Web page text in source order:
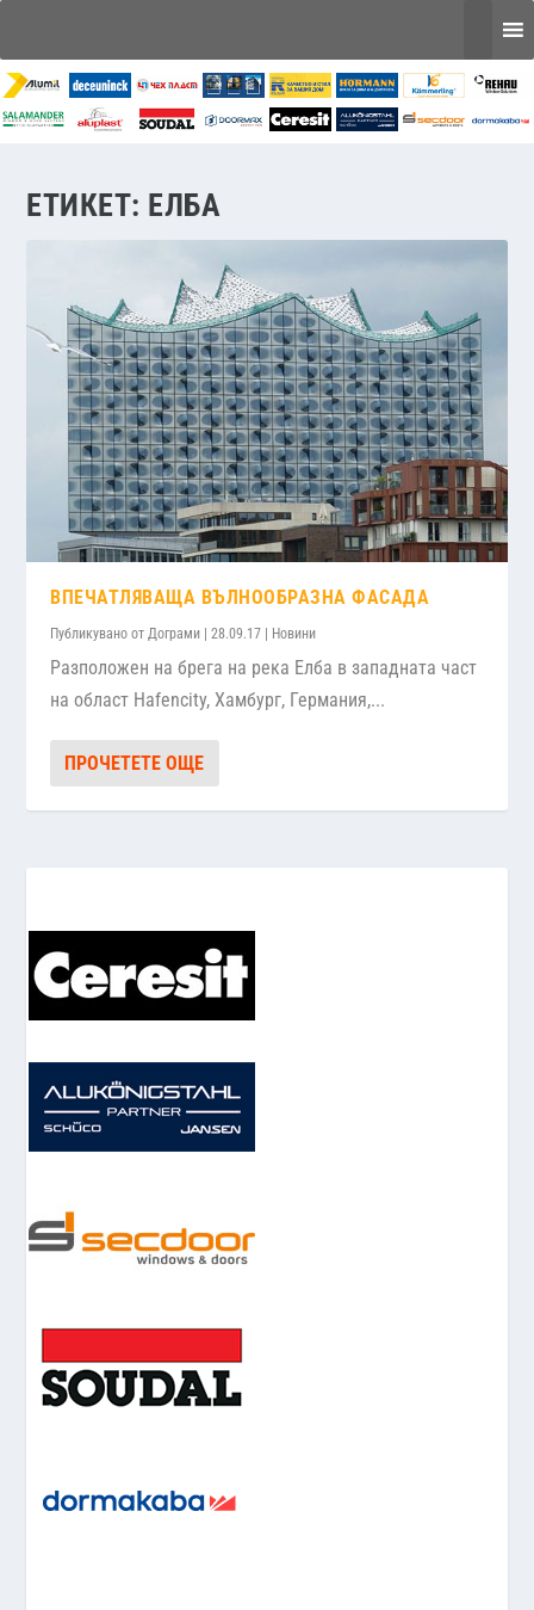
ЕТИКЕТ: ЕЛБА
ВПЕЧАТЛЯВАЩА ВЪЛНООБРАЗНА ФАСАДА
Публикувано отДограми |28.09.17 Новини
Разположен на брега на река Елба в западната част
на област Hafencity, Хамбург, Германия,...
ПРОЧЕТЕТЕ ОЩЕ